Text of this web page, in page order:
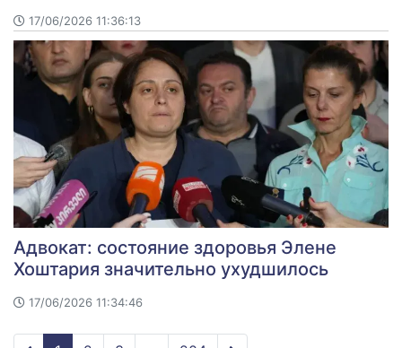
17/06/2026 11:36:13
Адвокат: состояние здоровья Элене
Хоштария значительно ухудшилось
17/06/2026 11:34:46